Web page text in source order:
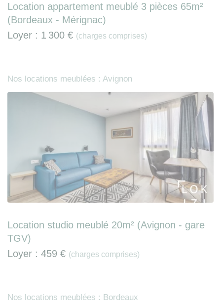
Location appartement meublé 3 pièces 65m²
(Bordeaux - Mérignac)
Loyer : 1 300 € (charges comprises)
Nos locations meublées : Avignon
Location studio meublé 20m² (Avignon - gare
TGV)
Loyer : 459 € (charges comprises)
Nos locations meublées : Bordeaux